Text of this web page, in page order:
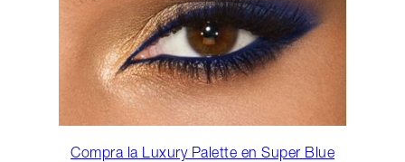
Compra la Luxury Palette en Super Blue